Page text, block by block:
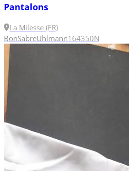
Pantalons
La Milesse (FR)
BonSabreUhlmann164350N